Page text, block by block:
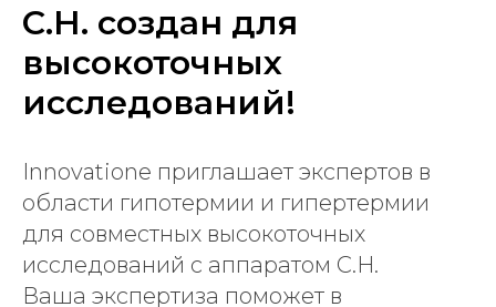
C.H. создан для
высокоточных
исследований!
Innovatione приглашает экспертов в
области гипотермии и гипертермии
для совместных высокоточных
исследований с аппаратом C.H.
Ваша экспертиза поможет в